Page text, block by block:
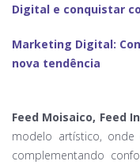
Digital e conquistar
Marketing Digital:
nova tendência
Feed Moisaico, Feed
modelo artístico,
complementando